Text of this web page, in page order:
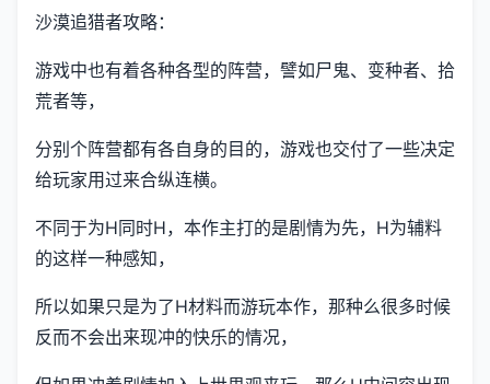
沙漠追猎者攻略：
游戏中也有着各种各型的阵营，譬如尸鬼、变种者、拾
荒者等，
分别个阵营都有各自身的目的，游戏也交付了一些决定
给玩家用过来合纵连横。
不同于为H同时H，本作主打的是剧情为先，H为辅料
的这样一种感知，
所以如果只是为了H材料而游玩本作，那种么很多时候
反而不会出来现冲的快乐的情况，